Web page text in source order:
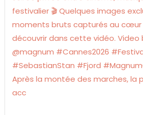
Après la montée des marches, la
acc